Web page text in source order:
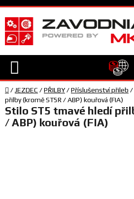
Přejít
na
obsah
TECHNIKA
VYBAVENÍ
Domů
/ JEZDEC /PŘILBY/Příslušenství přileb /
přilby (kromě ST5R / ABP) kouřová (FIA)
Stilo ST5 tmavé hledí
/ ABP) kouřová (FIA)